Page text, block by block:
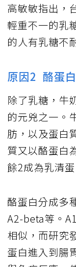
高敏敏指出，
輕重不一的乳
的人有乳糖不
原因2 酪蛋
除了乳糖，牛
的元兇之一。
肪，以及蛋白
質又以酪蛋白
餘2成為乳清蛋
酪蛋白分成多
A2-beta等。
相似，而研究
蛋白進入到腸